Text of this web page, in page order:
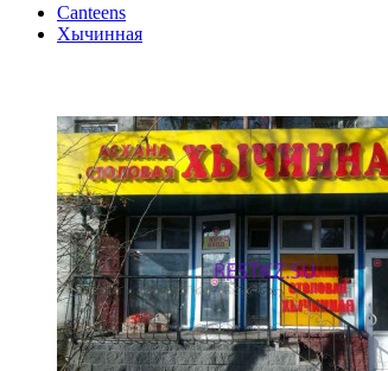
Canteens
Хычинная